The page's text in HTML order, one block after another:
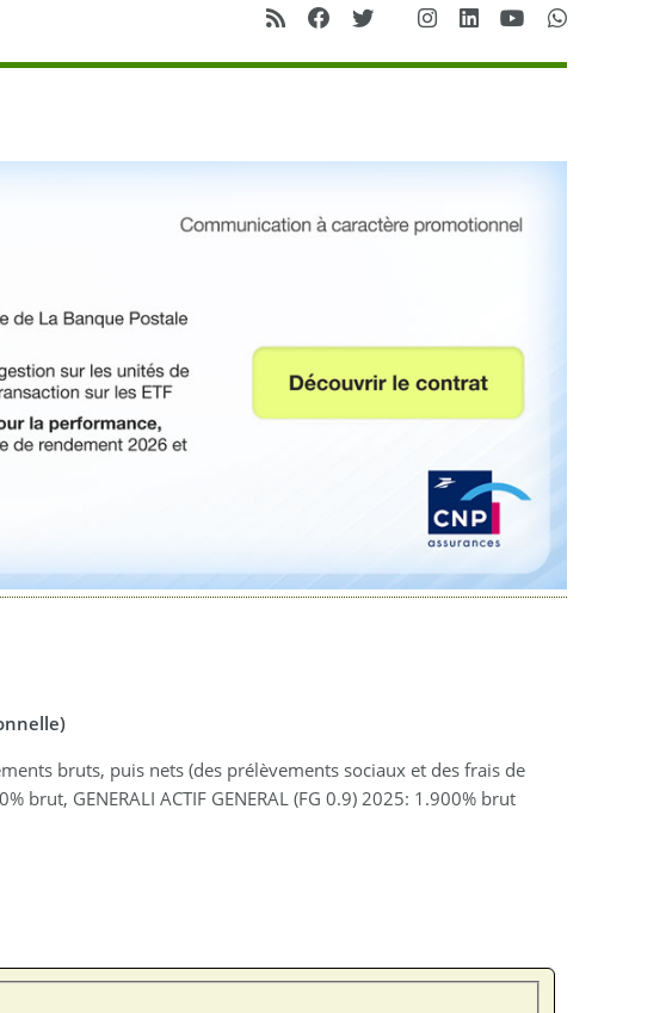
bruts, puis nets (des prélèvements sociaux et des frais de
brut, GENERALI ACTIF GENERAL (FG 0.9) 2025: 1.900% brut